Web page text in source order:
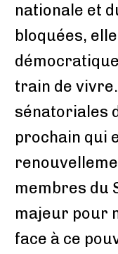
nationale et
bloquées,
train de
sénatoriales
prochain qui
membres du
majeur pour
face à ce